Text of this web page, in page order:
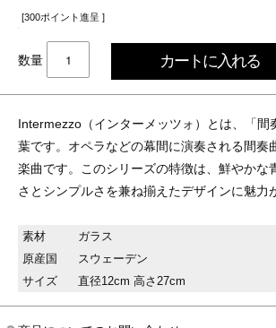
[300ポイント進呈 ]
数量
Intermezzo（インターメッツォ）とは、「間
葉です。オペラなどの幕間に演奏される間奏
楽曲です。このシリーズの特徴は、鮮やかな
さとシンプルさを兼ね揃えたデザインに魅力
素材
ガラス
原産国
スウェーデン
サイズ
直径12cm 高さ27cm